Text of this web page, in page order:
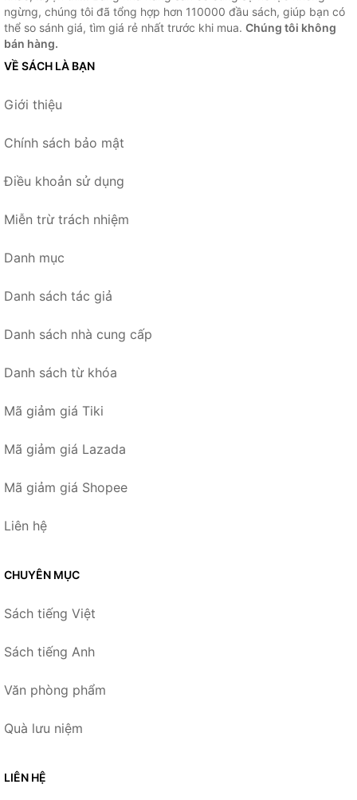
ngừng, chúng tôi đã tổng hợp hơn 110000 đầu sách, giúp bạn có
thể so sánh giá, tìm giá rẻ nhất trước khi mua. Chúng tôi không
bán hàng.
VỀ SÁCH LÀ BẠN
Giới thiệu
Chính sách bảo mật
Điều khoản sử dụng
Miễn trừ trách nhiệm
Danh mục
Danh sách tác giả
Danh sách nhà cung cấp
Danh sách từ khóa
Mã giảm giá Tiki
Mã giảm giá Lazada
Mã giảm giá Shopee
Liên hệ
CHUYÊN MỤC
Sách tiếng Việt
Sách tiếng Anh
Văn phòng phẩm
Quà lưu niệm
LIÊN HỆ